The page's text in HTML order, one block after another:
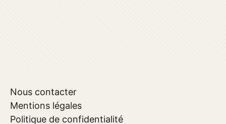
Nous contacter
Mentions légales
Politique de confidentialité